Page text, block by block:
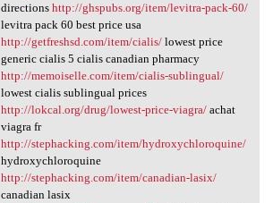
directions http://ghspubs.org/item/levitra-pack-60/
levitra pack 60 best price usa
http://getfreshsd.com/item/cialis/lowest price
generic cialis 5 cialis canadian pharmacy
http://memoiselle.com/item/cialis-sublingual/
lowest cialis sublingual prices
http://lokcal.org/drug/lowest-price-viagra/achat
viagra fr
http://stephacking.com/item/hydroxychloroquine/
hydroxychloroquine
http://stephacking.com/item/canadian-lasix/
canadian lasix